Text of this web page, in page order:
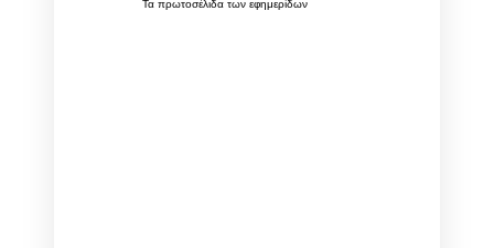
Τα πρωτοσέλιδα των εφημερίδων